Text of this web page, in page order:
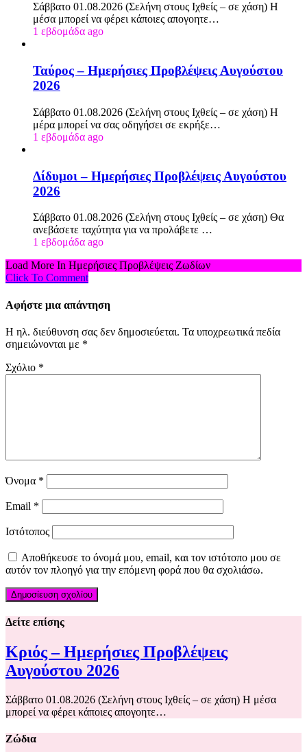
Σάββατο 01.08.2026 (Σελήνη στους Ιχθείς – σε χάση) Η
μέσα μπορεί να φέρει κάποιες απογοητε…
1 εβδομάδα ago
Ταύρος – Ημερήσιες Προβλέψεις Αυγούστου
2026
Σάββατο 01.08.2026 (Σελήνη στους Ιχθείς – σε χάση) Η
μέρα μπορεί να σας οδηγήσει σε εκρήξε…
1 εβδομάδα ago
Δίδυμοι – Ημερήσιες Προβλέψεις Αυγούστου
2026
Σάββατο 01.08.2026 (Σελήνη στους Ιχθείς – σε χάση) Θα
ανεβάσετε ταχύτητα για να προλάβετε …
1 εβδομάδα ago
Load More In Ημερήσιες Προβλέψεις Ζωδίων
Click To Comment
Αφήστε μια απάντηση
Η ηλ. διεύθυνση σας δεν δημοσιεύεται. Τα υποχρεωτικά πεδία
σημειώνονται με *
Σχόλιο *
Όνομα *
Email *
Ιστότοπος
Αποθήκευσε το όνομά μου, email, και τον ιστότοπο μου σε
αυτόν τον πλοηγό για την επόμενη φορά που θα σχολιάσω.
Δείτε επίσης
Κριός – Ημερήσιες Προβλέψεις
Αυγούστου 2026
Σάββατο 01.08.2026 (Σελήνη στους Ιχθείς – σε χάση) Η μέσα
μπορεί να φέρει κάποιες απογοητε…
Ζώδια